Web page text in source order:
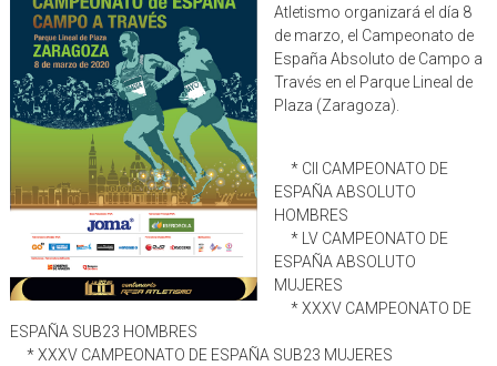
Atletismo organizará el día 8
de marzo, el Campeonato de
España Absoluto de Campo a
Través en el Parque Lineal de
Plaza (Zaragoza).
* CII CAMPEONATO DE
ESPAÑA ABSOLUTO
HOMBRES
* LV CAMPEONATO DE
ESPAÑA ABSOLUTO
MUJERES
* XXXV CAMPEONATO DE
ESPAÑA SUB23 HOMBRES
* XXXV CAMPEONATO DE ESPAÑA SUB23 MUJERES